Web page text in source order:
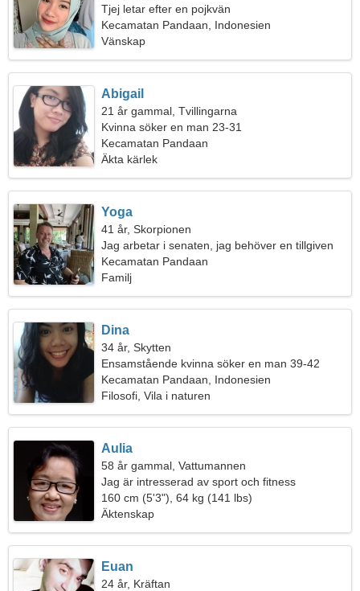
Tjej letar efter en pojkvän
Kecamatan Pandaan, Indonesien
Vänskap
Abigail
21 år gammal, Tvillingarna
Kvinna söker en man 23-31
Kecamatan Pandaan
Äkta kärlek
Yoga
41 år, Skorpionen
Jag arbetar i senaten, jag behöver en tillgiven
kvinna
Kecamatan Pandaan
Familj
Dina
34 år, Skytten
Ensamstående kvinna söker en man 39-42
Kecamatan Pandaan, Indonesien
Filosofi, Vila i naturen
Aulia
58 år gammal, Vattumannen
Jag är intresserad av sport och fitness
160 cm (5'3"), 64 kg (141 lbs)
Äktenskap
Euan
24 år, Kräftan